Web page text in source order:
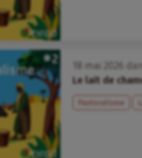
mai
Le lait de
Pastoralisme